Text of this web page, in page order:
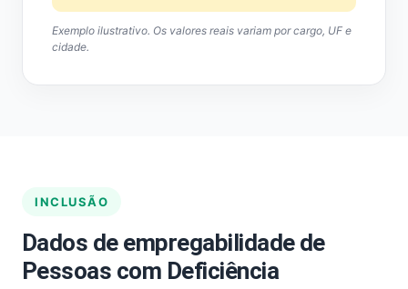
Exemplo ilustrativo. Os valores reais variam por cargo, UF e
cidade.
INCLUSÃO
Dados de empregabilidade de
Pessoas com Deficiência